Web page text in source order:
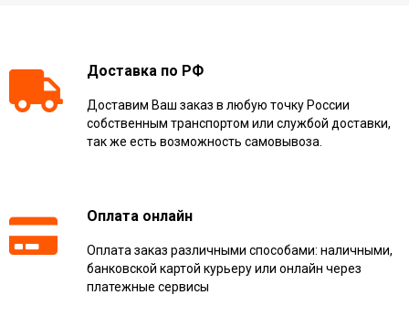
Доставка по РФ
Доставим Ваш заказ в любую точку России
собственным транспортом или службой доставки,
так же есть возможность самовывоза.
Оплата онлайн
Оплата заказ различными способами: наличными,
банковской картой курьеру или онлайн через
платежные сервисы